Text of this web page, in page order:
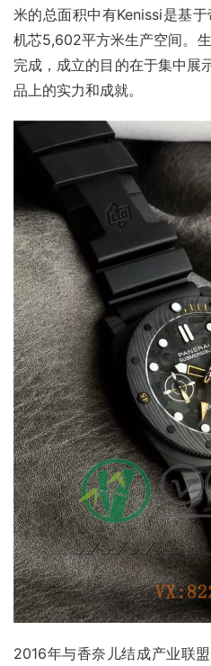
米的总面积中有Kenissi是基
机芯5,602平方米生产空间。
完成，成立的目的在于集中展
品上的实力和成就。
2016年与香奈儿结成产业联